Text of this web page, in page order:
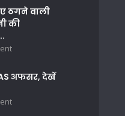
ठगने वाली
की
अफसर, देखें